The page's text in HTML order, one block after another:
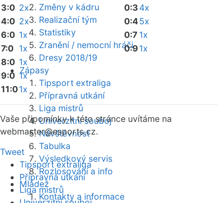
Změny v kádru
Realizační tým
Statistiky
Zranění / nemocní hráči
Dresy 2018/19
Zápasy
Tipsport extraliga
Přípravná utkání
Liga mistrů
Univerzitní souboj
Návštěvnost
Tabulka
Výsledkový servis
Rozlosování a info
Mládež
Kontakty a informace
3:0 2x
4:0 2x
6:0 1x
7:0 1x
8:0 1x
9:0 1x
11:01x
0:34x
0:45x
0:7 1x
0:91x
Vaše připomínky k této stránce uvítáme na
webmaster@esports.cz.
Tweet
Tipsport extraliga
Přípravná utkání
Liga mistrů